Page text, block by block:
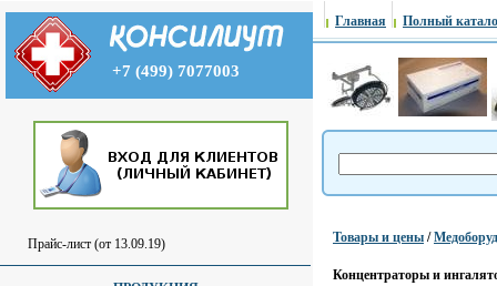
+7 (499) 7077003
Прайс-лист (от 13.09.19)
Главная Полный
Товары и цены /
Концентраторы и